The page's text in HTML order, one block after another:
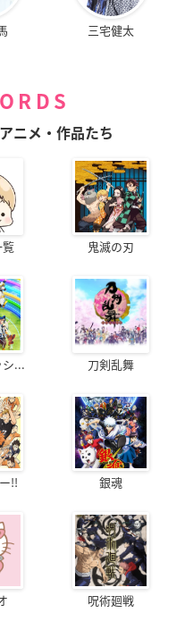
三宅健太
ニメ・作品たち
鬼滅の刃
シ... 刀剣乱舞
!! 銀魂
呪術廻戦